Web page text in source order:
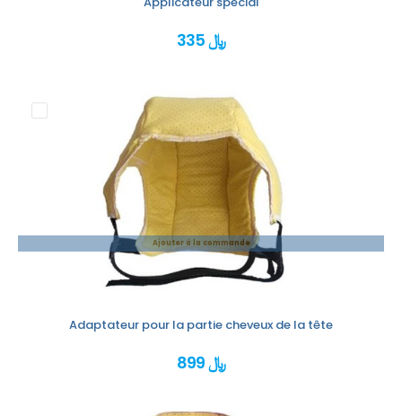
335 ﷼
Ajouter à la commande
Adaptateur pour la partie cheveux de la tête
899 ﷼